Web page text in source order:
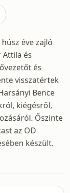
éve zajló
és
és
visszatértek
Bence
kiégésről,
Őszinte
az OD
készült.